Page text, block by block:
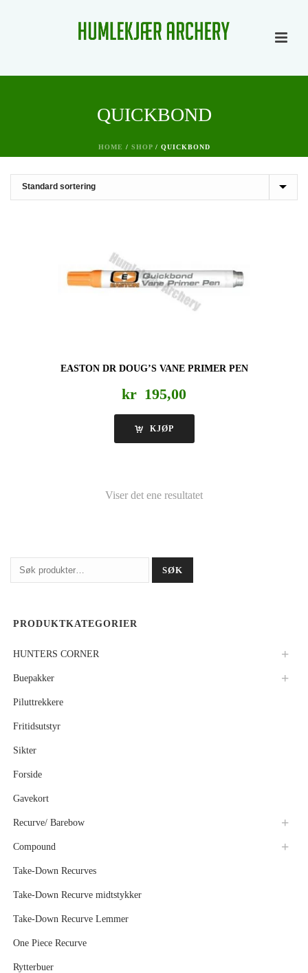
QUICKBOND
HOME / SHOP/ QUICKBOND
EASTON DR DOUG’S VANE PRIMER PEN
kr 195,00
KJØP
Viser det ene resultatet
Søk
etter:
SØK
PRODUKTKATEGORIER
HUNTERS CORNER
Buepakker
Piluttrekkere
Fritidsutstyr
Sikter
Forside
Gavekort
Recurve/ Barebow
Compound
Take-Down Recurves
Take-Down Recurve midtstykker
Take-Down Recurve Lemmer
One Piece Recurve
Rytterbuer